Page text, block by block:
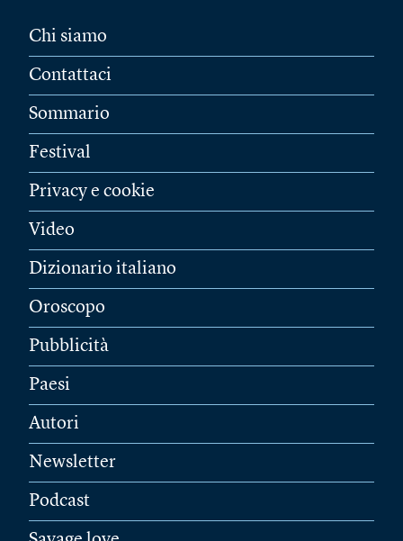
Chi siamo
Contattaci
Sommario
Festival
Privacy e cookie
Video
Dizionario italiano
Oroscopo
Pubblicità
Paesi
Autori
Newsletter
Podcast